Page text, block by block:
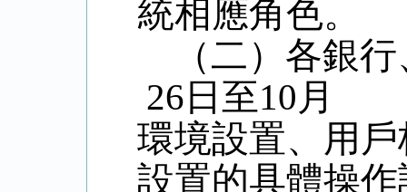
統相應角色。
（二）各銀
26 日 至10
環境設置、用
設置的具體操